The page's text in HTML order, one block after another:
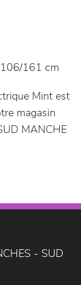
161 cm
Mint est
magasin
MANCHE
- SUD